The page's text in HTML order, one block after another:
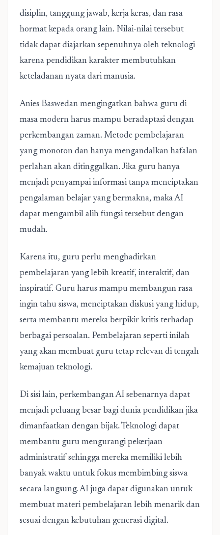
disiplin, tanggung jawab, kerja keras, dan rasa
hormat kepada orang lain. Nilai-nilai tersebut
tidak dapat diajarkan sepenuhnya oleh teknologi
karena pendidikan karakter membutuhkan
keteladanan nyata dari manusia.
Anies Baswedan mengingatkan bahwa guru di
masa modern harus mampu beradaptasi dengan
perkembangan zaman. Metode pembelajaran
yang monoton dan hanya mengandalkan hafalan
perlahan akan ditinggalkan. Jika guru hanya
menjadi penyampai informasi tanpa menciptakan
pengalaman belajar yang bermakna, maka AI
dapat mengambil alih fungsi tersebut dengan
mudah.
Karena itu, guru perlu menghadirkan
pembelajaran yang lebih kreatif, interaktif, dan
inspiratif. Guru harus mampu membangun rasa
ingin tahu siswa, menciptakan diskusi yang hidup,
serta membantu mereka berpikir kritis terhadap
berbagai persoalan. Pembelajaran seperti inilah
yang akan membuat guru tetap relevan di tengah
kemajuan teknologi.
Di sisi lain, perkembangan AI sebenarnya dapat
menjadi peluang besar bagi dunia pendidikan jika
dimanfaatkan dengan bijak. Teknologi dapat
membantu guru mengurangi pekerjaan
administratif sehingga mereka memiliki lebih
banyak waktu untuk fokus membimbing siswa
secara langsung. AI juga dapat digunakan untuk
membuat materi pembelajaran lebih menarik dan
sesuai dengan kebutuhan generasi digital.